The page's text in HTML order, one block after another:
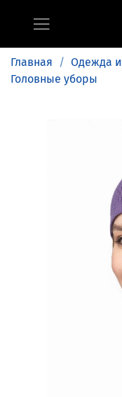
Главная Одежда
Головные уборы